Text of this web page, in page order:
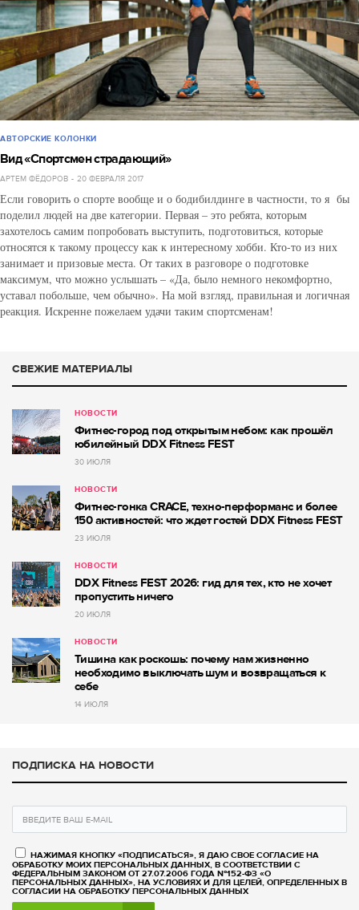
АВТОРСКИЕ КОЛОНКИ
Вид «Спортсмен страдающий»
АРТЕМ ФЁДОРОВ 20 ФЕВРАЛЯ 2017
Если говорить о спорте вообще и о бодибилдинге в частности, то я бы
поделил людей на две категории. Первая – это ребята, которым
захотелось самим попробовать выступить, подготовиться, которые
относятся к такому процессу как к интересному хобби. Кто-то из них
занимает и призовые места. От таких в разговоре о подготовке
максимум, что можно услышать – «Да, было немного некомфортно,
уставал побольше, чем обычно». На мой взгляд, правильная и логичная
реакция. Искренне пожелаем удачи таким спортсменам!
СВЕЖИЕ МАТЕРИАЛЫ
НОВОСТИ
Фитнес-город под открытым небом: как прошёл
юбилейный DDX Fitness FEST
30 ИЮЛЯ
НОВОСТИ
Фитнес-гонка CRACE, техно-перформанс и более
150 активностей: что ждет гостей DDX Fitness FEST
23 ИЮЛЯ
НОВОСТИ
DDX Fitness FEST 2026: гид для тех, кто не хочет
пропустить ничего
20 ИЮЛЯ
НОВОСТИ
Тишина как роскошь: почему нам жизненно
необходимо выключать шум и возвращаться к
себе
14 ИЮЛЯ
ПОДПИСКА НА НОВОСТИ
НАЖИМАЯ КНОПКУ «ПОДПИСАТЬСЯ», Я ДАЮ СВОЕ СОГЛАСИЕ НА
ОБРАБОТКУ МОИХ ПЕРСОНАЛЬНЫХ ДАННЫХ, В СООТВЕТСТВИИ С
ФЕДЕРАЛЬНЫМ ЗАКОНОМ ОТ 27.07.2006 ГОДА №152-ФЗ «О
ПЕРСОНАЛЬНЫХ ДАННЫХ», НА УСЛОВИЯХ И ДЛЯ ЦЕЛЕЙ, ОПРЕДЕЛЕННЫХ В
СОГЛАСИИ НА ОБРАБОТКУ ПЕРСОНАЛЬНЫХ ДАННЫХ